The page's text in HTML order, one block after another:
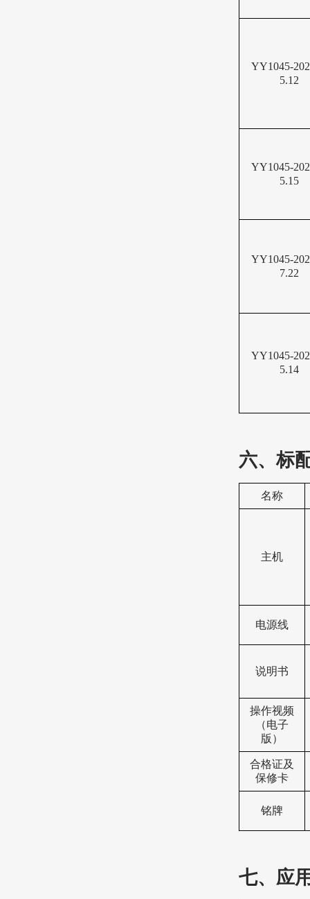
YY1045-
5.12
YY1045-
5.15
YY1045-
7.22
YY1045-
5.14
六、标
名称
主机
电源线
说明书
操作视频
（电子
版）
合格证及
保修卡
铭牌
七、 应